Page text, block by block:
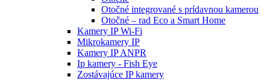
Otočné integrované s prídavnou kamerou
Otočné – rad Eco a Smart Home
Kamery IP Wi-Fi
Mikrokamery IP
Kamery IP ANPR
Ip kamery - Fish Eye
Zostávajúce IP kamery